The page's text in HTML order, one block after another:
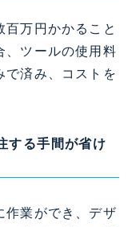
万円かかること
、ツールの使用料
で済み、コストを
する手間が省け
作業ができ、デザ